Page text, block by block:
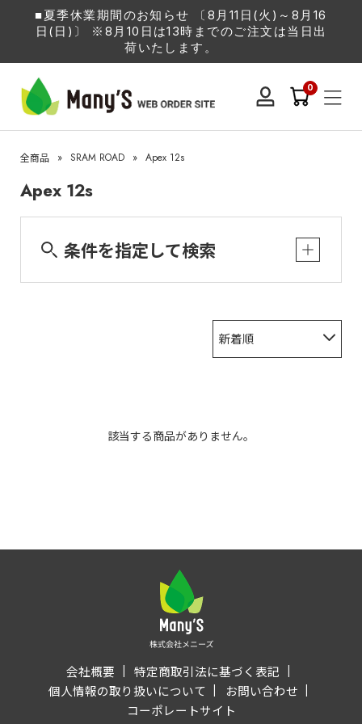
■夏季休業期間のお知らせ 〔8月11日(火)～8月16
日(日)〕 ※8月10日は13時までのご注文は当日出
荷いたします。
0
全商品 » SRAM ROAD » Apex 12s
Apex 12s
条件を指定して検索
新着順
該当する商品がありません。
会社概要
特定商取引法に基づく表記
個人情報の取り扱いについて
お問い合わせ
コーポレートサイト